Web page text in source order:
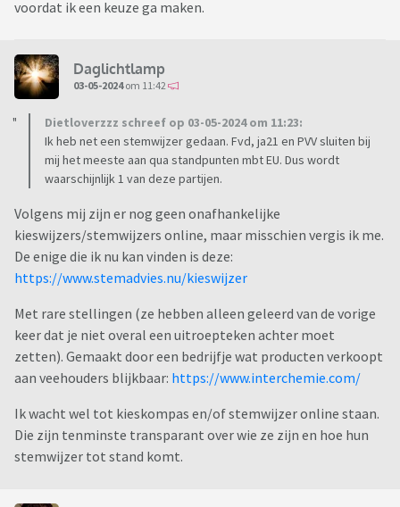
voordat ik een keuze ga maken.
Daglichtlamp
03-05-2024om 11:42
Dietloverzzz schreef op 03-05-2024 om 11:23:
Ik heb net een stemwijzer gedaan. Fvd, ja21 en PVV sluiten bij
mij het meeste aan qua standpunten mbt EU. Dus wordt
waarschijnlijk 1 van deze partijen.
Volgens mij zijn er nog geen onafhankelijke
kieswijzers/stemwijzers online, maar misschien vergis ik me.
De enige die ik nu kan vinden is deze:
https://www.stemadvies.nu/kieswijzer
Met rare stellingen (ze hebben alleen geleerd van de vorige
keer dat je niet overal een uitroepteken achter moet
zetten). Gemaakt door een bedrijfje wat producten verkoopt
aan veehouders blijkbaar: https://www.interchemie.com/
Ik wacht wel tot kieskompas en/of stemwijzer online staan.
Die zijn tenminste transparant over wie ze zijn en hoe hun
stemwijzer tot stand komt.